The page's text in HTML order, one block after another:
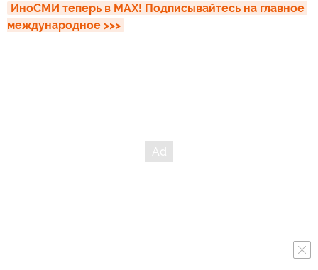
ИноСМИ теперь в MAX! Подписывайтесь на главное
международное >>>